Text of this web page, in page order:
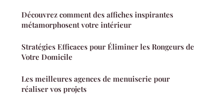
Découvrez comment des affiches inspirantes
métamorphosent votre intérieur
Stratégies Efficaces pour Éliminer les Rongeurs de
Votre Domicile
Les meilleures agences de menuiserie pour
réaliser vos projets